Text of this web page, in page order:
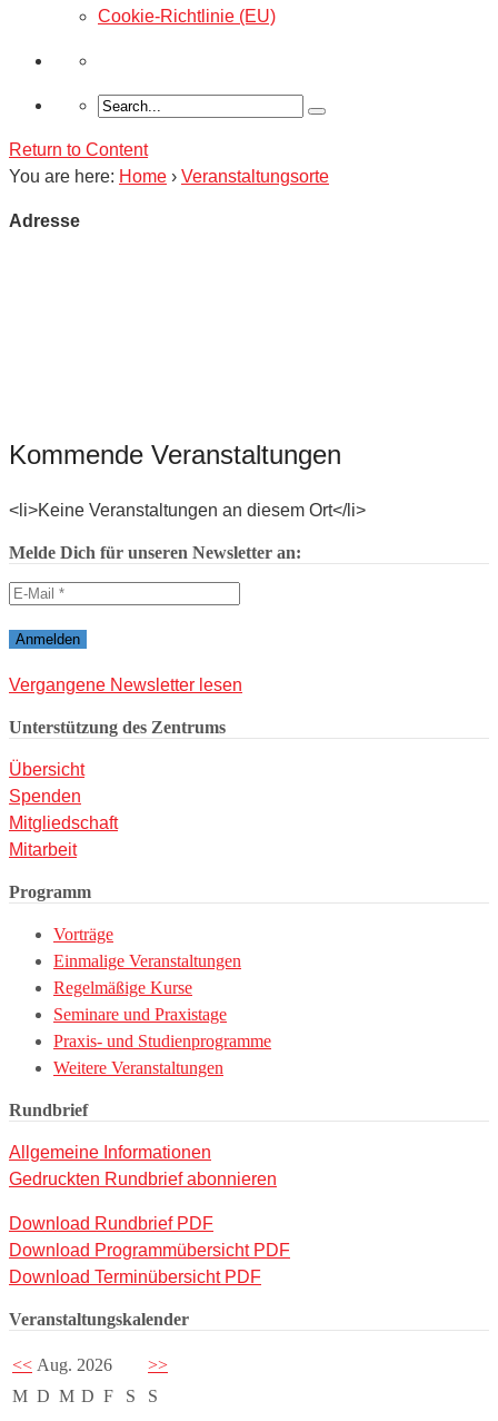
Cookie-Richtlinie (EU)
Return to Content
You are here: Home › Veranstaltungsorte
Adresse
Kommende Veranstaltungen
<li>Keine Veranstaltungen an diesem Ort</li>
Melde Dich für unseren Newsletter an:
Vergangene Newsletter lesen
Unterstützung des Zentrums
Übersicht
Spenden
Mitgliedschaft
Mitarbeit
Programm
Vorträge
Einmalige Veranstaltungen
Regelmäßige Kurse
Seminare und Praxistage
Praxis- und Studienprogramme
Weitere Veranstaltungen
Rundbrief
Allgemeine Informationen
Gedruckten Rundbrief abonnieren
Download Rundbrief PDF
Download Programmübersicht PDF
Download Terminübersicht PDF
Veranstaltungskalender
<< Aug. 2026
>>
M D M D F S
S